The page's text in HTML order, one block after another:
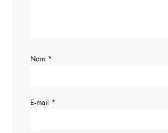
Nom *
E-mail *